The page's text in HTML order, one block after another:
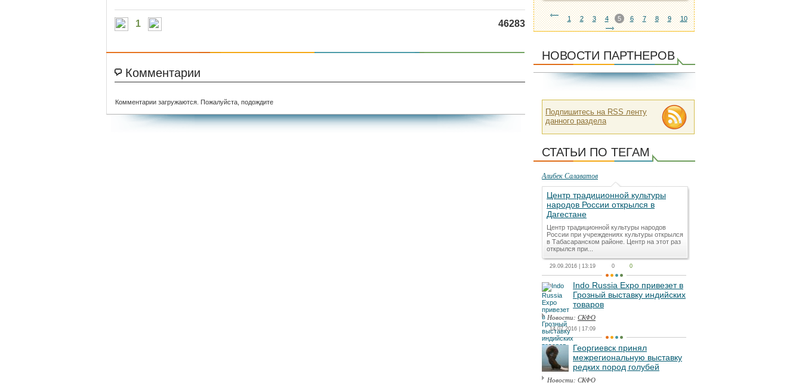
1 46283
Комментарии
Комментарии загружаются. Пожалуйста, подождите
1 2 3 4 5 6 7 8 9 10
НОВОСТИ ПАРТНЕРОВ
Подпишитесь на RSS ленту
данного раздела
СТАТЬИ ПО ТЕГАМ
Алибек Салаватов
Центр традиционной культуры
народов России открылся в
Дагестане
Центр традиционной культуры народов
России при учреждениях культуры открылся
в Табасаранском районе. Центр на этот раз
открылся при...
29.09.2016 | 13:19 0 0
Indo Russia Expo привезет в
Грозный выставку индийских
товаров
Новости: СКФО
14.07.2016 | 17:09
Георгиевск принял
межрегиональную выставку
редких пород голубей
Новости: СКФО